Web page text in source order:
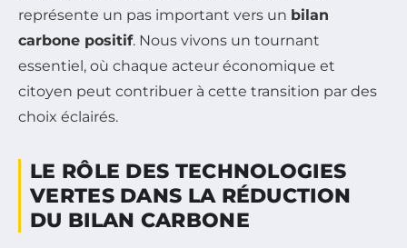
représente un pas important vers un bilan
carbone positif. Nous vivons un tournant
essentiel, où chaque acteur économique et
citoyen peut contribuer à cette transition par des
choix éclairés.
LE RÔLE DES TECHNOLOGIES
VERTES DANS LA RÉDUCTION
DU BILAN CARBONE